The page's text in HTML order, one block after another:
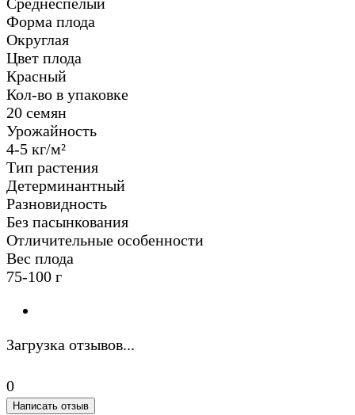
Форма плода
Округлая
Цвет плода
Красный
Кол-во в упаковке
20 семян
Урожайность
4-5 кг/м²
Тип растения
Детерминантный
Разновидность
Без пасынкования
Отличительные особенности
Вес плода
75-100 г
Загрузка отзывов...
0
Написать отзыв